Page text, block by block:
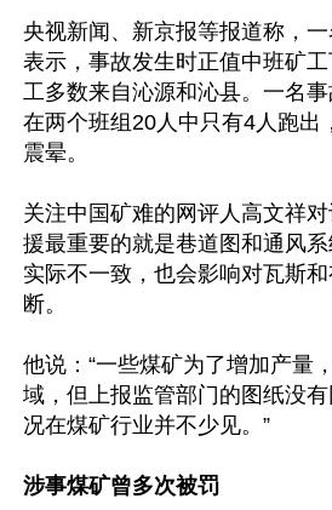
央视新闻、新京报等报道称，
表示，事故发生时正值中班矿
工多数来自沁源和沁县。一名
在两个班组20人中只有4人跑出
震晕。
关注中国矿难的网评人高文祥
援最重要的就是巷道图和通风
实际不一致，也会影响对瓦斯
断。
他说：“一些煤矿为了增加产量
域，但上报监管部门的图纸没
况在煤矿行业并不少见。”
涉事煤矿曾多次被罚